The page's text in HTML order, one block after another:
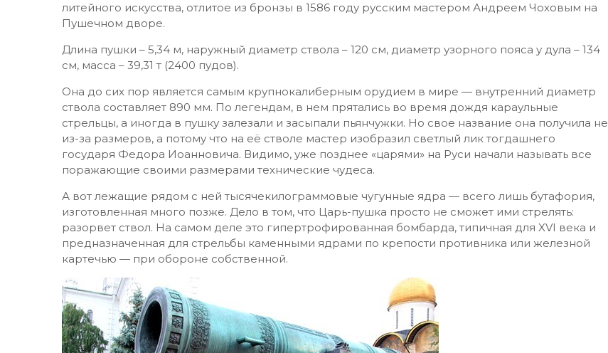
литейного искусства, отлитое из бронзы в 1586 году русским мастером Андреем Чоховым на
Пушечном дворе.
Длина пушки – 5,34 м, наружный диаметр ствола – 120 см, диаметр узорного пояса у дула – 134
см, масса – 39,31 т (2400 пудов).
Она до сих пор является самым крупнокалиберным орудием в мире — внутренний диаметр
ствола составляет 890 мм. По легендам, в нем прятались во время дождя караульные
стрельцы, а иногда в пушку залезали и засыпали пьянчужки. Но свое название она получила не
из-за размеров, а потому что на её стволе мастер изобразил светлый лик тогдашнего
государя Федора Иоанновича. Видимо, уже позднее «царями» на Руси начали называть все
поражающие своими размерами технические чудеса.
А вот лежащие рядом с ней тысячекилограммовые чугунные ядра — всего лишь бутафория,
изготовленная много позже. Дело в том, что Царь-пушка просто не сможет ими стрелять:
разорвет ствол. На самом деле это гипертрофированная бомбарда, типичная для XVI века и
предназначенная для стрельбы каменными ядрами по крепости противника или железной
картечью — при обороне собственной.